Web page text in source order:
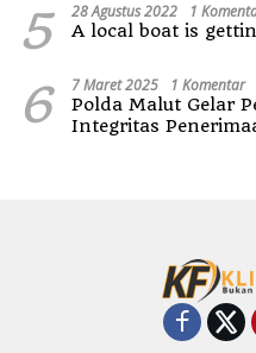
5 28 Agustus 2022 1
A local boat is
6 7 Maret 2025 1 Komentar
Polda Malut Gelar
Integritas